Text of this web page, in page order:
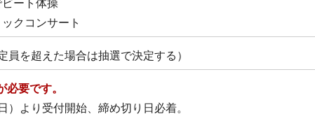
ート体操
クコンサート
員を超えた場合は抽選で決定する）
必要です。
）より受付開始、締め切り日必着。